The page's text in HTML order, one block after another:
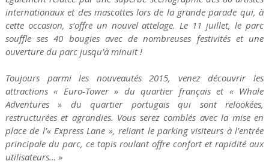
internationaux et des mascottes lors de la grande parade qui, à
cette occasion, s’offre un nouvel attelage. Le 11 juillet, le parc
souffle ses 40 bougies avec de nombreuses festivités et une
ouverture du parc jusqu’à minuit !
Toujours parmi les nouveautés 2015, venez découvrir les
attractions « Euro-Tower » du quartier français et « Whale
Adventures » du quartier portugais qui sont relookées,
restructurées et agrandies. Vous serez comblés avec la mise en
place de l’« Express Lane », reliant le parking visiteurs à l’entrée
principale du parc, ce tapis roulant offre confort et rapidité aux
utilisateurs… »